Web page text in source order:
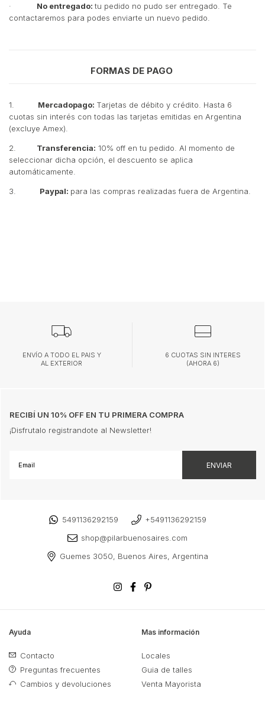
· No entregado: tu pedido no pudo ser entregado. Te
contactaremos para podes enviarte un nuevo pedido.
FORMAS DE PAGO
1. Mercadopago: Tarjetas de débito y crédito. Hasta 6
cuotas sin interés con todas las tarjetas emitidas en Argentina
(excluye Amex).
2. Transferencia: 10% off en tu pedido. Al momento de
seleccionar dicha opción, el descuento se aplica
automáticamente.
3. Paypal: para las compras realizadas fuera de Argentina.
ENVÍO A TODO EL PAIS Y
AL EXTERIOR
6 CUOTAS SIN INTERES
(AHORA 6)
RECIBÍ UN 10% OFF EN TU PRIMERA COMPRA
¡Disfrutalo registrandote al Newsletter!
5491136292159
+5491136292159
shop@pilarbuenosaires.com
Guemes 3050, Buenos Aires, Argentina
Ayuda
Contacto
Preguntas frecuentes
Cambios y devoluciones
Mas información
Locales
Guia de talles
Venta Mayorista